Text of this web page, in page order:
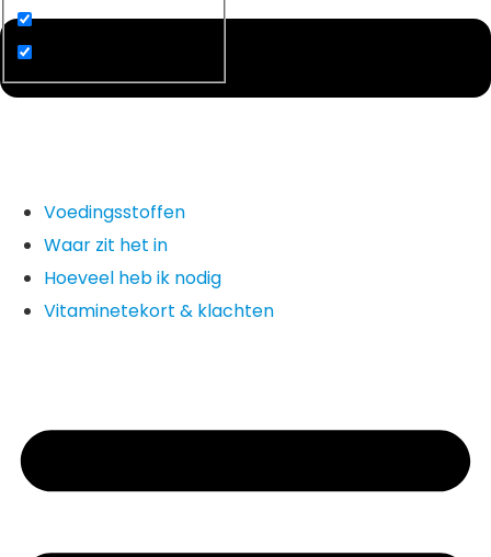
Voedingsstoffen
Waar zit het in
Hoeveel heb ik nodig
Vitaminetekort & klachten